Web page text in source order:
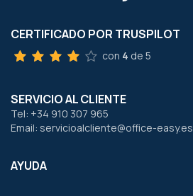
CERTIFICADO POR TRUSPILOT
con 4 de 5
SERVICIO AL CLIENTE
Tel: +34 910 307 965
Email: servicioalcliente@office-easy.es
AYUDA